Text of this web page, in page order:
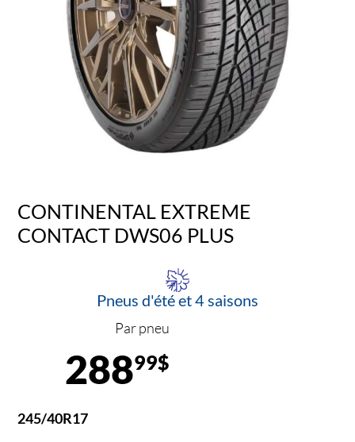
CONTINENTAL EXTREME
CONTACT DWS06 PLUS
Pneus d'été et 4 saisons
Par pneu
28899$
245/40R17